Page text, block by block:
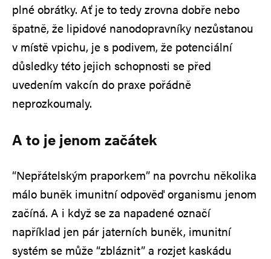
plné obrátky. Ať je to tedy zrovna dobře nebo
špatně, že lipidové nanodopravníky nezůstanou
v místě vpichu, je s podivem, že potenciální
důsledky této jejich schopnosti se před
uvedením vakcín do praxe pořádně
neprozkoumaly.
A to je jenom začátek
“Nepřátelským praporkem” na povrchu několika
málo buněk imunitní odpověď organismu jenom
začíná. A i když se za napadené označí
například jen pár jaterních buněk, imunitní
systém se může “zbláznit” a rozjet kaskádu